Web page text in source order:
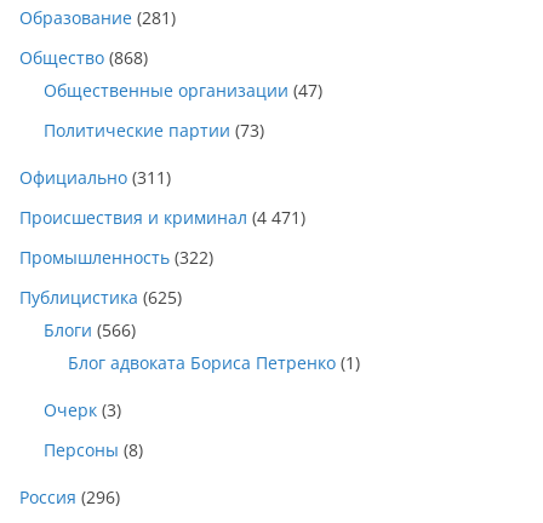
Образование (281)
Общество (868)
Общественные организации (47)
Политические партии (73)
Официально (311)
Происшествия и криминал (4 471)
Промышленность (322)
Публицистика (625)
Блоги (566)
Блог адвоката Бориса Петренко (1)
Очерк (3)
Персоны (8)
Россия (296)